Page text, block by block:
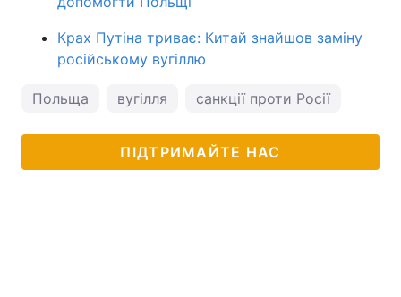
Крах Путіна триває: Китай знайшов заміну
російському вугіллю
Польща вугілля санкції проти Росії
ПІДТРИМАЙТЕ НАС